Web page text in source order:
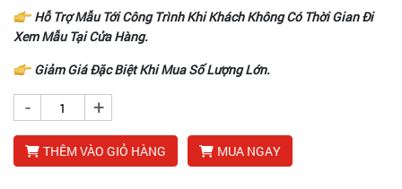
Hỗ Trợ Mẫu Tới Công Trình Khi Khách Không Có Thời Gian Đi
Xem Mẫu Tại Cửa Hàng.
Giảm Giá Đặc Biệt Khi Mua Số Lượng Lớn.
- +
THÊM VÀO GIỎ HÀNG MUA NGAY